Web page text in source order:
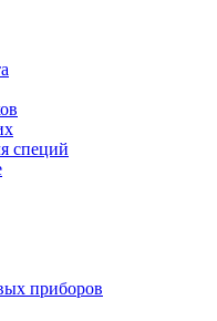
специй
приборов